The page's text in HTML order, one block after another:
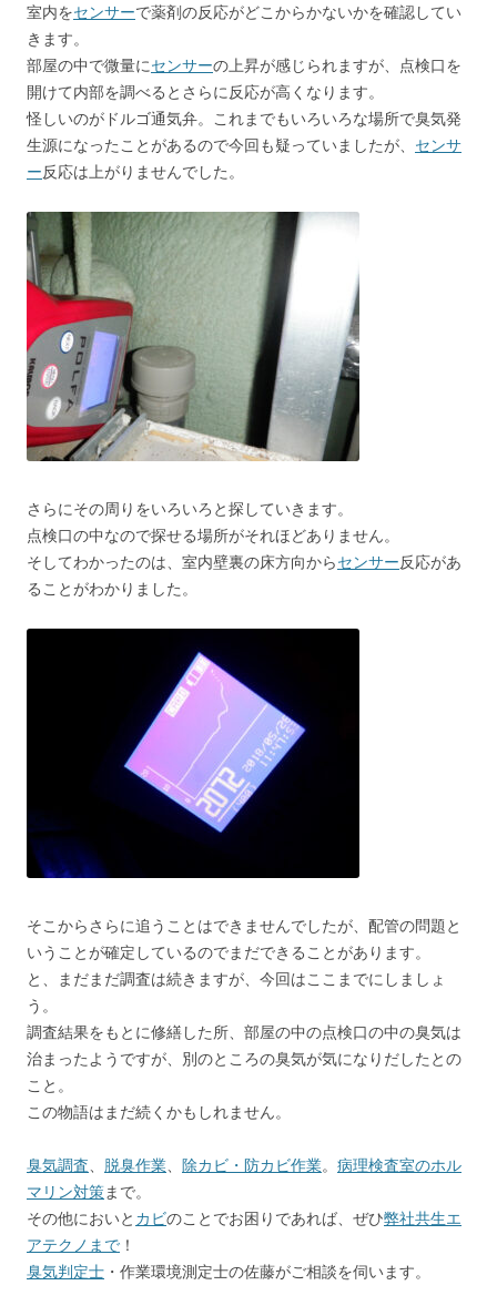
室内をセンサーで薬剤の反応がどこからかないかを確認してい
きます。
部屋の中で微量にセンサーの上昇が感じられますが、点検口を
開けて内部を調べるとさらに反応が高くなります。
怪しいのがドルゴ通気弁。これまでもいろいろな場所で臭気発
生源になったことがあるので今回も疑っていましたが、 センサ
ー反応は上がりませんでした。
さらにその周りをいろいろと探していきます。
点検口の中なので探せる場所がそれほどありません。
そしてわかったのは、室内壁裏の床方向からセンサー反応があ
ることがわかりました。
そこからさらに追うことはできませんでしたが、配管の問題と
いうことが確定しているのでまだできることがあります。
と、まだまだ調査は続きますが、今回はここまでにしましょ
う。
調査結果をもとに修繕した所、部屋の中の点検口の中の臭気は
治まったようですが、別のところの臭気が気になりだしたとの
こと。
この物語はまだ続くかもしれません。
臭気調査、 脱臭作業、 除カビ・防カビ作業。 病理検査室のホル
マリン対策まで。
その他においと カビのことでお困りであれば、ぜひ弊社共生エ
アテクノまで ！
臭気判定士 ・作業環境測定士の佐藤がご相談を伺います。